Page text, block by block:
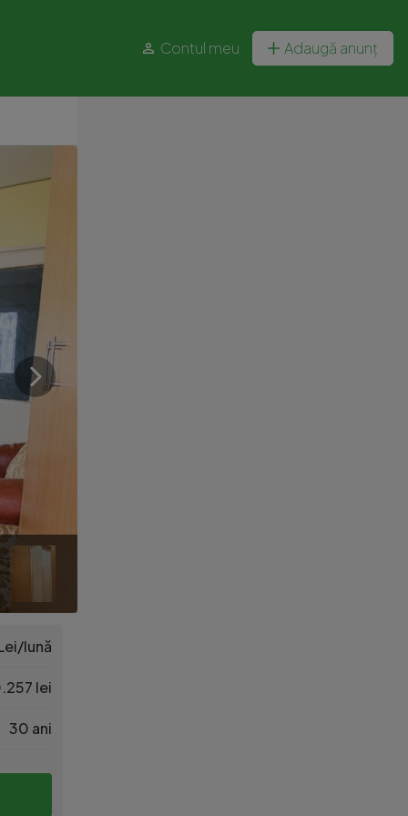
Contul meu Adaugă anunț
lună
lei
30 ani